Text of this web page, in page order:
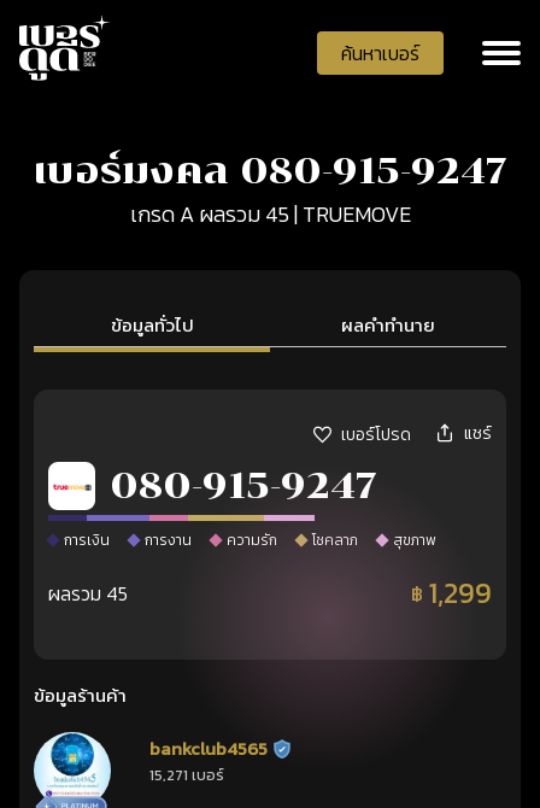
ค้นหาเบอร์
เบอร์มงคล 080-915-9247
เกรด A ผลรวม 45 | TRUEMOVE
ข้อมูลทั่วไป ผลคำทำนาย
เบอร์โปรด แชร์
080-915-9247
การเงิน การงาน ความรัก โชคลาภ สุขภาพ
ผลรวม 45 ฿ 1,299
ข้อมูลร้านค้า
bankclub4565 ร้านยืนยันแล้ว
15,271 เบอร์